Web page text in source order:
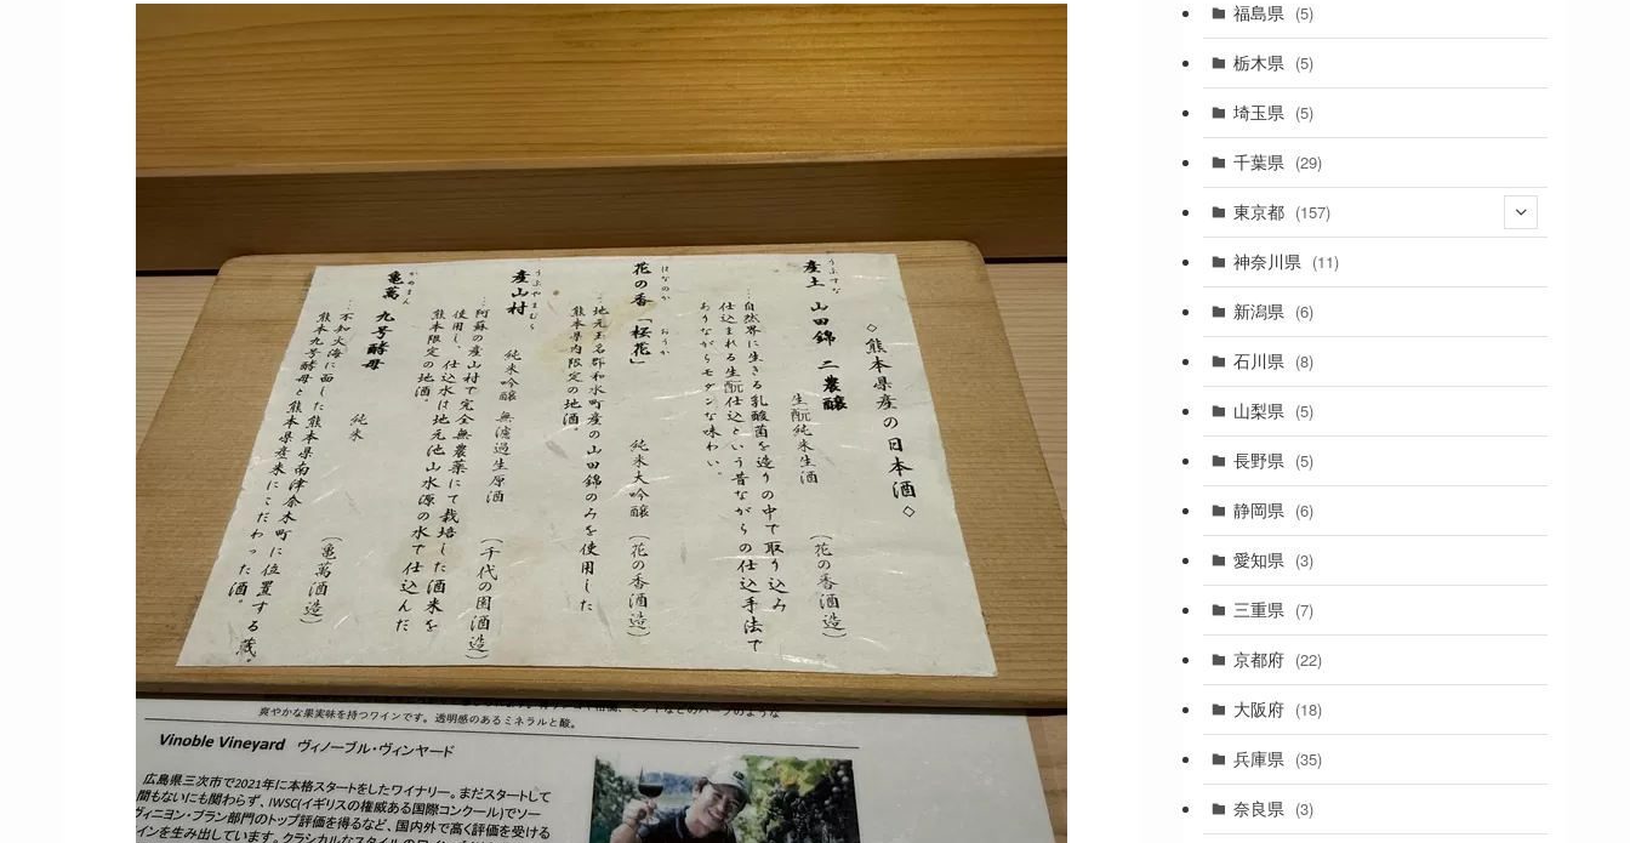
(1)
(2)
(1)
(3)
福島県 (5)
栃木県 (5)
埼玉県 (5)
千葉県 (29)
東京都 (157)
(36)
(11)
(31)
(1)
(5)
(1)
(1)
(11)
(4)
(4)
(17)
(4)
神奈川県 (11)
新潟県 (6)
石川県 (8)
山梨県 (5)
長野県 (5)
静岡県 (6)
愛知県 (3)
三重県 (7)
京都府 (22)
大阪府 (18)
兵庫県 (35)
奈良県 (3)